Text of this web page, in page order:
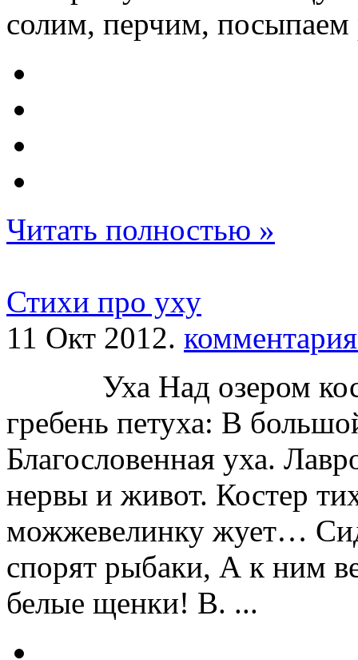
солим, перчим,
Читать полностью »
Стихи про уху
11 Окт 2012.
Уха Над озером
гребень петуха: В
Благословенная уха.
нервы и живот. Костер
можжевелинку жует…
спорят рыбаки, А к ним
белые щенки! В. ...